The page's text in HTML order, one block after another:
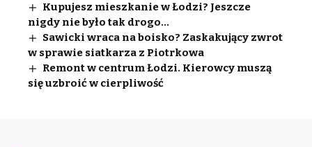
Kupujesz mieszkanie w Łodzi? Jeszcze
nigdy nie było tak drogo…
Sawicki wraca na boisko? Zaskakujący zwrot
w sprawie siatkarza z Piotrkowa
Remont w centrum Łodzi. Kierowcy muszą
się uzbroić w cierpliwość